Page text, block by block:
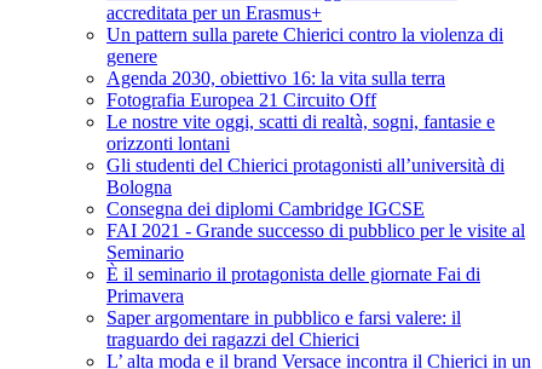
accreditata per un Erasmus+
Un pattern sulla parete Chierici contro la violenza di
genere
Agenda 2030, obiettivo 16: la vita sulla terra
Fotografia Europea 21 Circuito Off
Le nostre vite oggi, scatti di realtà, sogni, fantasie e
orizzonti lontani
Gli studenti del Chierici protagonisti all’università di
Bologna
Consegna dei diplomi Cambridge IGCSE
FAI 2021 - Grande successo di pubblico per le visite al
Seminario
È il seminario il protagonista delle giornate Fai di
Primavera
Saper argomentare in pubblico e farsi valere: il
traguardo dei ragazzi del Chierici
L’ alta moda e il brand Versace incontra il Chierici in un